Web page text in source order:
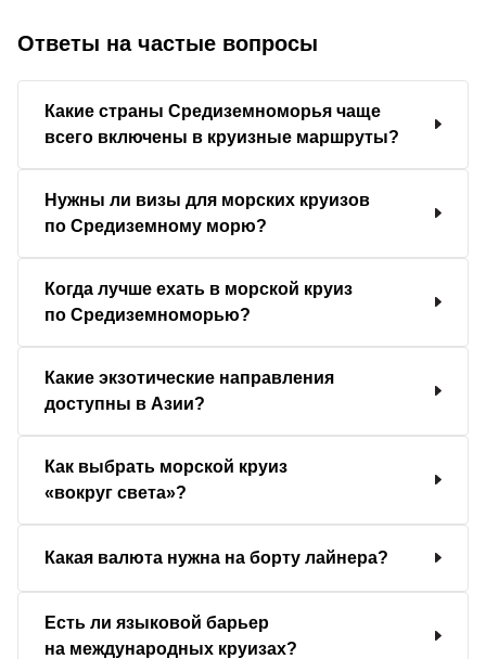
Ответы на частые вопросы
Какие страны Средиземноморья чаще
всего включены в круизные маршруты?
Нужны ли визы для морских круизов
по Средиземному морю?
Когда лучше ехать в морской круиз
по Средиземноморью?
Какие экзотические направления
доступны в Азии?
Как выбрать морской круиз
«вокруг света»?
Какая валюта нужна на борту лайнера?
Есть ли языковой барьер
на международных круизах?